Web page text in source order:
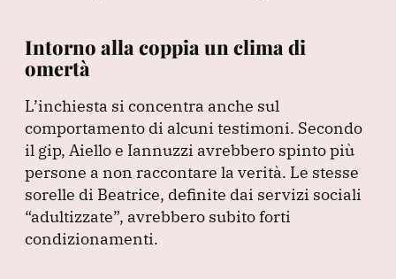
Intorno alla coppia un clima di
omertà
L’inchiesta si concentra anche sul
comportamento di alcuni testimoni. Secondo
il gip, Aiello e Iannuzzi avrebbero spinto più
persone a non raccontare la verità. Le stesse
sorelle di Beatrice, definite dai servizi sociali
“adultizzate”, avrebbero subito forti
condizionamenti.